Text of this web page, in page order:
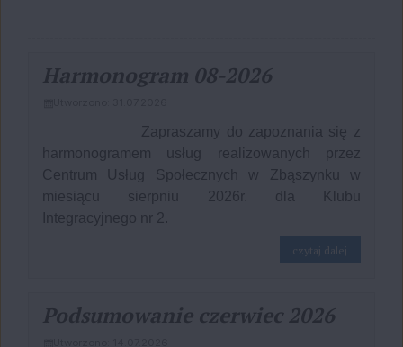
Aktualności, strona 1 z 3
Harmonogram 08-2026
Zapraszamy do zapoznania się z
harmonogramem usług realizowanych przez
Centrum Usług Społecznych w Zbąszynku w
miesiącu sierpniu 2026r. dla Klubu
Integracyjnego nr 2.
czytaj dalej
Podsumowanie czerwiec 2026